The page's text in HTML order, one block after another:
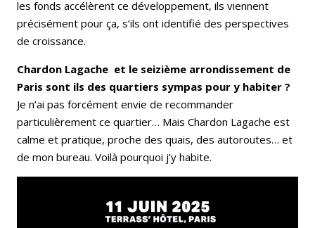
les fonds accélèrent ce développement, ils viennent
précisément pour ça, s’ils ont identifié des perspectives
de croissance.
Chardon Lagache et le seizième arrondissement de
Paris sont ils des quartiers sympas pour y habiter ?
Je n’ai pas forcément envie de recommander
particulièrement ce quartier… Mais Chardon Lagache est
calme et pratique, proche des quais, des autoroutes… et
de mon bureau. Voilà pourquoi j’y habite.